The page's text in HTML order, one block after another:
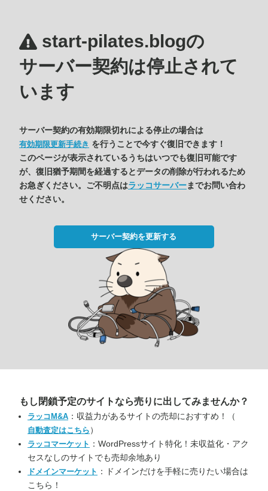
start-pilates.blogの
サーバー契約は停止されて
います
サーバー契約の有効期限切れによる停止の場合は
有効期限更新手続き を行うことで今すぐ復旧できます！
このページが表示されているうちはいつでも復旧可能です
が、復旧猶予期間を経過するとデータの削除が行われるため
お急ぎください。ご不明点はラッコサーバーまでお問い合わ
せください。
サーバー契約を更新する
もし閉鎖予定のサイトなら売りに出してみませんか？
ラッコM&A ：収益力があるサイトの売却におすすめ！（
自動査定はこちら ）
ラッコマーケット ：WordPressサイト特化！未収益化・アク
セスなしのサイトでも売却余地あり
ドメインマーケット ：ドメインだけを手軽に売りたい場合は
こちら！